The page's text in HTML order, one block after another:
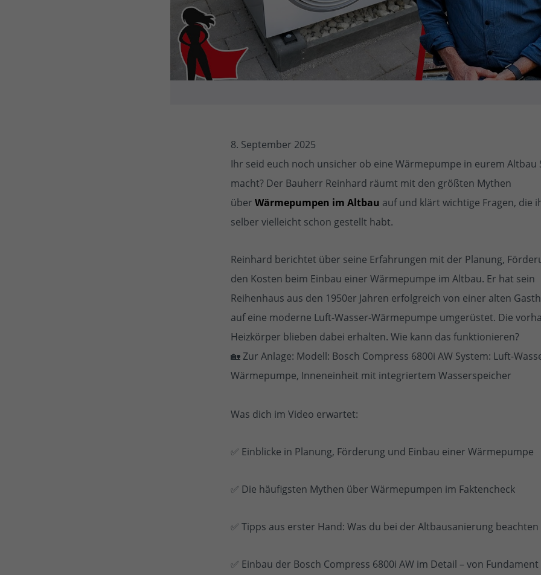
8. September 2025
Ihr seid euch noch unsicher ob eine Wärmepumpe in eurem Altbau
macht? Der Bauherr Reinhard räumt mit den größten Mythen
über Wärmepumpen im Altbau auf und klärt wichtige Fragen, die
selber vielleicht schon gestellt habt.
Reinhard berichtet über seine Erfahrungen mit der Planung,
den Kosten beim Einbau einer Wärmepumpe im Altbau. Er hat sein
Reihenhaus aus den 1950er Jahren erfolgreich von einer alten
auf eine moderne Luft-Wasser-Wärmepumpe umgerüstet. Die
Heizkörper blieben dabei erhalten. Wie kann das funktionieren?
🏡 Zur Anlage: Modell: Bosch Compress 6800i AW System: Luft-
Wärmepumpe, Inneneinheit mit integriertem Wasserspeicher
Was dich im Video erwartet:
✅ Einblicke in Planung, Förderung und Einbau einer Wärmepumpe
✅ Die häufigsten Mythen über Wärmepumpen im Faktencheck
✅ Tipps aus erster Hand: Was du bei der Altbausanierung
✅ Einbau der Bosch Compress 6800i AW im Detail – von